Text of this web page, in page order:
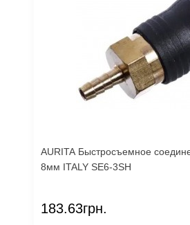
AURITA Быстросъемное соединение на шланг
8мм ITALY SE6-3SH
183.63грн.